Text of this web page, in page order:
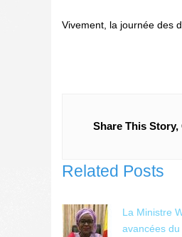
Vivement, la journée des
Share This
Related Posts
La Ministre
avancées